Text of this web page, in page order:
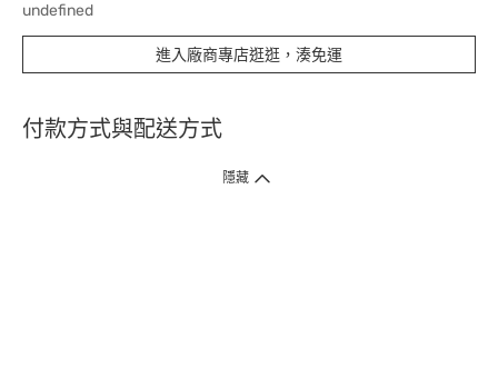
undefined
進入廠商專店逛逛，湊免運
付款方式與配送方式
隱藏